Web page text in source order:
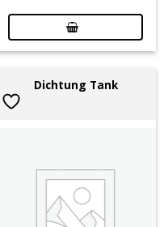
Dichtung Tank